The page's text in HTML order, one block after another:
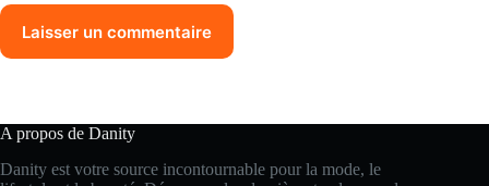
Laisser un commentaire
A propos de Danity
Danity est votre source incontournable pour la mode, le